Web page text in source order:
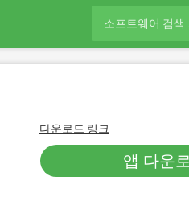
다운로드 링크
앱 다운